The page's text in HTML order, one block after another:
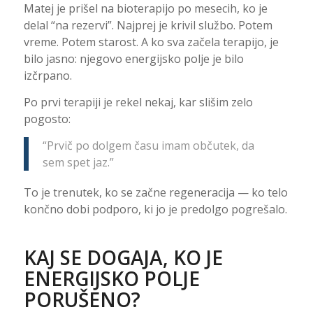
Matej je prišel na bioterapijo po mesecih, ko je
delal “na rezervi”. Najprej je krivil službo. Potem
vreme. Potem starost. A ko sva začela terapijo, je
bilo jasno: njegovo energijsko polje je bilo
izčrpano.
Po prvi terapiji je rekel nekaj, kar slišim zelo
pogosto:
“Prvič po dolgem času imam občutek, da
sem spet jaz.”
To je trenutek, ko se začne regeneracija — ko telo
končno dobi podporo, ki jo je predolgo pogrešalo.
KAJ SE DOGAJA, KO JE
ENERGIJSKO POLJE
PORUŠENO?